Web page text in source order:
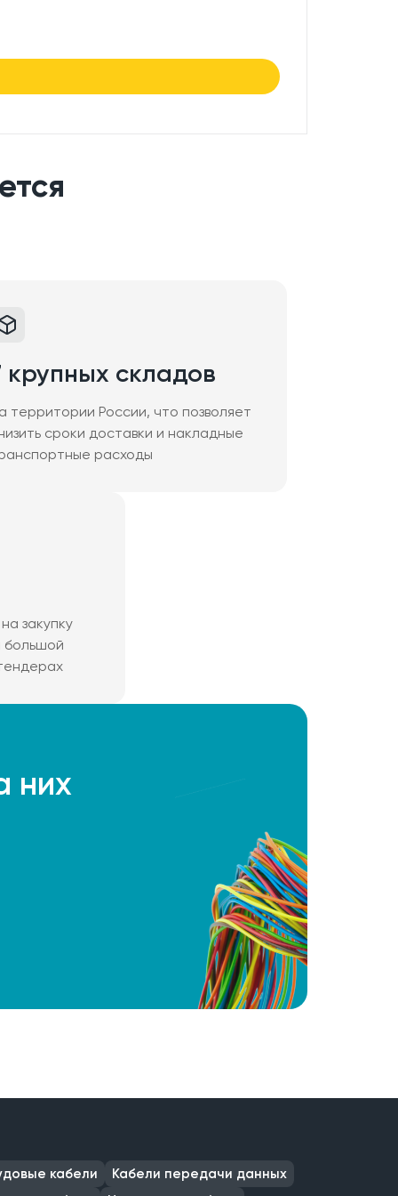
крупных складов
территории России, что позволяет
сроки доставки и накладные
расходы
закупку
большой
них
кабели
Кабели передачи данных